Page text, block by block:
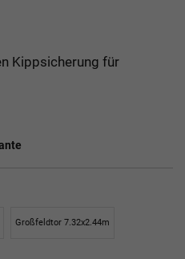
Kippsicherung für
Großfeldtor 7.32x2.44m